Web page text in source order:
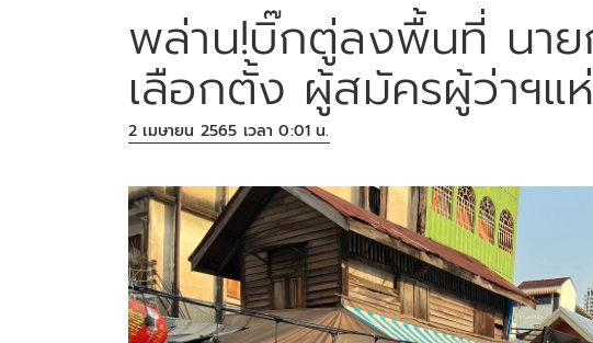
พล่าน!บิ๊กตู่ลงพื้นที่ นาย
เลือกตั้ง ผู้สมัครผู้ว่าฯแ
2 เมษายน 2565 เวลา 0:01 น.